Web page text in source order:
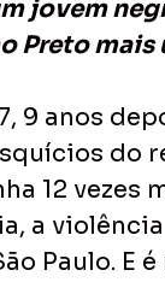
jovem
Preto
9 anos
do
12 vezes
a
Paulo. E